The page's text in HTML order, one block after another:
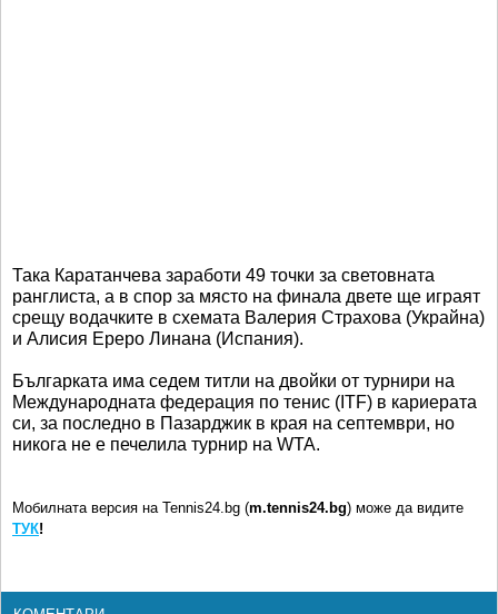
Така Каратанчева заработи 49 точки за световната
ранглиста, а в спор за място на финала двете ще играят
срещу водачките в схемата Валерия Страхова (Украйна)
и Алисия Ереро Линана (Испания).
Българката има седем титли на двойки от турнири на
Международната федерация по тенис (ITF) в кариерата
си, за последно в Пазарджик в края на септември, но
никога не е печелила турнир на WTA.
Мобилната версия на Tennis24.bg (m.tennis24.bg) може да видите
ТУК!